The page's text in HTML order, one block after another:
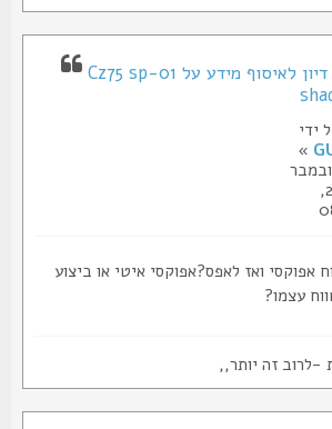
Re: דיון לאיסוף מידע על Cz75 sp-01
ואז לאפס?אפוקסי איטי או ביצוע
זה יותר,,